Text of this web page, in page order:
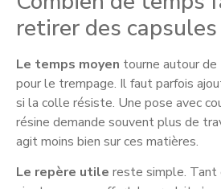
retirer des
Le temps moyen tourne autour de
pour le trempage. Il faut parfois
si la colle résiste. Une pose avec
résine demande souvent plus de
agit moins bien sur ces matières.
Le repère utile reste simple. Tant